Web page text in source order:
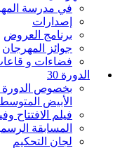
في مدرسة
إصدارات
برنامج العروض
جوائز المهرجان
فضاءات و
الدورة 30
الأبيض المتوسط
فيلم الافتتاح
المسابقة
لجان التحكيم